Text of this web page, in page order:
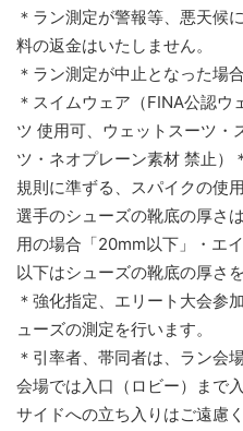
＊ラン測定が警報等、悪天候
料の返金はいたしません。
＊ラン測定が中止となった場
＊スイムウェア（FINA公認
ツ 使用可、ウェットスーツ・
ツ・ネオプレーン素材 禁止）
規則に準ずる、スパイクの使
選手のシューズの靴底の厚さ
用の場合「20mm以下」・エ
以下はシューズの靴底の厚さを
＊強化指定、エリート大会参
ューズの測定を行います。
＊引率者、帯同者は、ラン会
会場では入口（ロビー）まで
サイドへの立ち入りはご遠慮く